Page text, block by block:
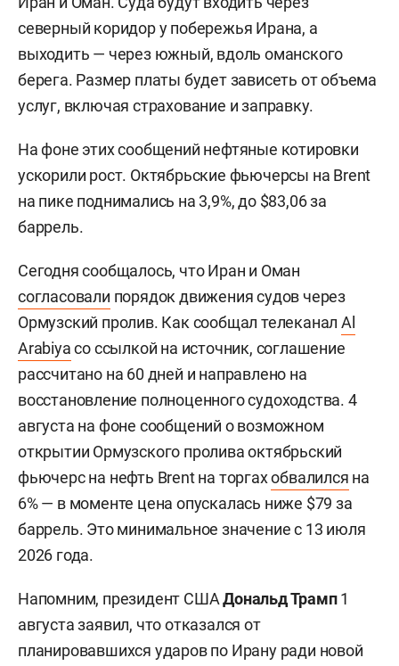
северный коридор у побережья Ирана, а
выходить — через южный, вдоль оманского
берега. Размер платы будет зависеть от объема
услуг, включая страхование и заправку.
На фоне этих сообщений нефтяные котировки
ускорили рост. Октябрьские фьючерсы на Brent
на пике поднимались на 3,9%, до $83,06 за
баррель.
Сегодня сообщалось, что Иран и Оман
согласовали порядок движения судов через
Ормузский пролив. Как сообщал телеканал Al
Arabiyaсо ссылкой на источник, соглашение
рассчитано на 60 дней и направлено на
восстановление полноценного судоходства. 4
августа на фоне сообщений о возможном
открытии Ормузского пролива октябрьский
фьючерс на нефть Brent на торгахобвалился на
6% — в моменте цена опускалась ниже $79 за
баррель. Это минимальное значение с 13 июля
2026 года.
Напомним, президент СШАДональд Трамп1
августа заявил, что отказался от
планировавшихся ударов по Ирану ради новой